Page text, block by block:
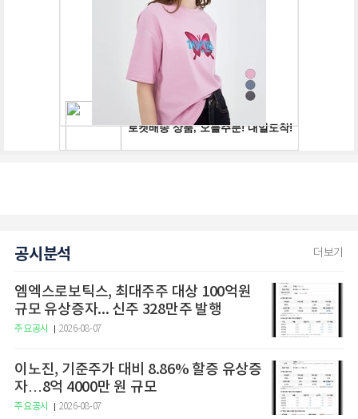
공시분석 더보기
엠엑스로보틱스, 최대주주 대상 100억원
규모 유상증자... 신주 328만주 발행
주요공시 2026-08-07
이노진, 기준주가 대비 8.86% 할증 유상증
자…8억 4000만 원 규모
주요공시 2026-08-07